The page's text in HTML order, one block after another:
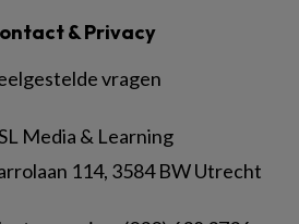
& Privacy
vragen
Media & Learning
114, 3584 BW Utrecht